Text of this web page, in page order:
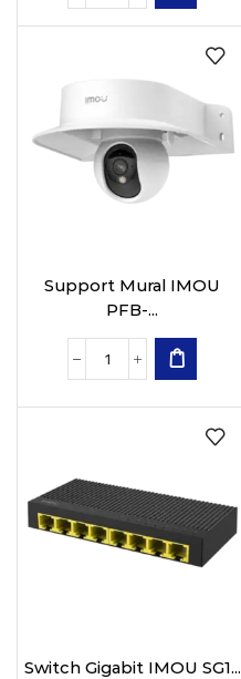
Support Mural IMOU
PFB-...
Switch Gigabit IMOU SG1...